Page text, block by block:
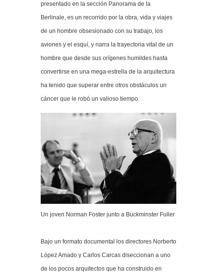
presentado en la sección Panorama de la
Berlinale, es un recorrido por la obra, vida y viajes
de un hombre obsesionado con su trabajo, los
aviones y el esquí, y narra la trayectoria vital de un
hombre que desde sus orígenes humildes hasta
convertirse en una mega-estrella de la arquitectura
ha tenido que superar entre otros obstáculos un
cáncer que le robó un valioso tiempo.
Un joven Norman Foster junto a Buckminster Fuller
Bajo un formato documental los directores Norberto
López Amado y Carlos Carcas diseccionan a uno
de los pocos arquitectos que ha construido en